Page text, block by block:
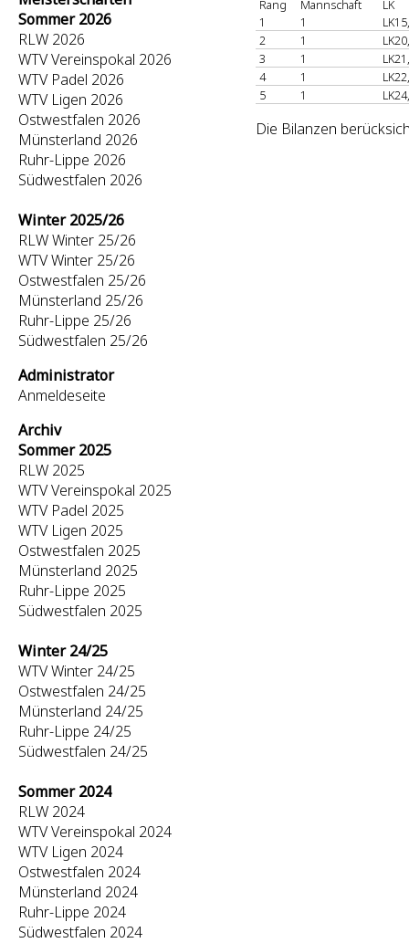
Sommer 2026
RLW 2026
WTV Vereinspokal 2026
WTV Padel 2026
WTV Ligen 2026
Ostwestfalen 2026
Münsterland 2026
Ruhr-Lippe 2026
Südwestfalen 2026
Winter 2025/26
RLW Winter 25/26
WTV Winter 25/26
Ostwestfalen 25/26
Münsterland 25/26
Ruhr-Lippe 25/26
Südwestfalen 25/26
Administrator
Anmeldeseite
Archiv
Sommer 2025
RLW 2025
WTV Vereinspokal 2025
WTV Padel 2025
WTV Ligen 2025
Ostwestfalen 2025
Münsterland 2025
Ruhr-Lippe 2025
Südwestfalen 2025
Winter 24/25
WTV Winter 24/25
Ostwestfalen 24/25
Münsterland 24/25
Ruhr-Lippe 24/25
Südwestfalen 24/25
Sommer 2024
RLW 2024
WTV Vereinspokal 2024
WTV Ligen 2024
Ostwestfalen 2024
Münsterland 2024
Ruhr-Lippe 2024
Südwestfalen 2024
Rang Mannschaft
LK
1
1
2
1
3
1
4
1
5
1
Die Bilanzen